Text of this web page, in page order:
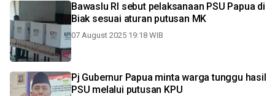
Bawaslu RI sebut pelaksanaan PSU Papua di
Biak sesuai aturan putusan MK
07 August 2025 19:18 WIB
Pj Gubernur Papua minta warga tunggu hasil
PSU melalui putusan KPU